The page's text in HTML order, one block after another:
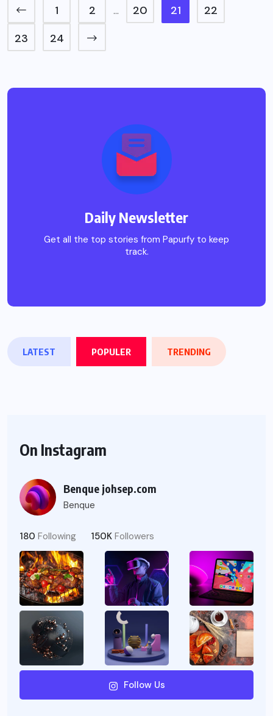
1 2 … 20 21
22
23
24
Daily Newsletter
Get all the top stories from Papurfy to keep
track.
LATEST POPULER TRENDING
On Instagram
Benque johsep.com
Benque
180 Following 150K Followers
Follow Us